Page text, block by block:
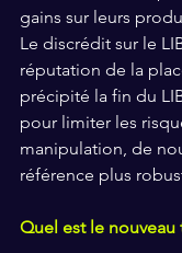
gains sur leurs
Le discrédit sur le
réputation de la
précipité la fin du
pour limiter les
manipulation, de
référence plus
Quel est le nouveau